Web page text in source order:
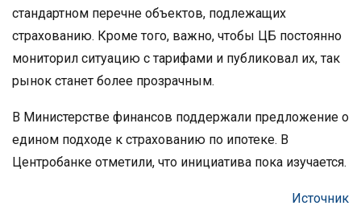
стандартном перечне объектов, подлежащих
страхованию. Кроме того, важно, чтобы ЦБ постоянно
мониторил ситуацию с тарифами и публиковал их, так
рынок станет более прозрачным.
В Министерстве финансов поддержали предложение о
едином подходе к страхованию по ипотеке. В
Центробанке отметили, что инициатива пока изучается.
Источник